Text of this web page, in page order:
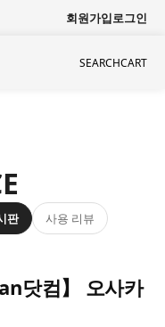
회원가입로그인
SEARCHCART
판 사용 리뷰
닷컴】 오사카